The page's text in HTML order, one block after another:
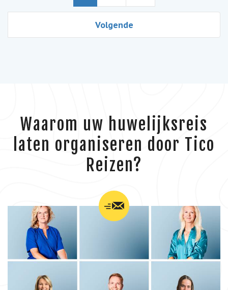
Volgende
Waarom uw huwelijksreis
laten organiseren door Tico
Reizen?